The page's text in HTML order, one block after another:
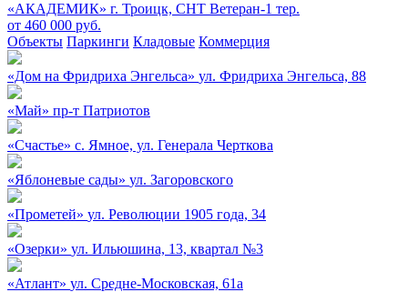
«АКАДЕМИК» г. Троицк, СНТ Ветеран-1 тер.
от 460 000 руб.
Объекты Паркинги Кладовые Коммерция
«Дом на Фридриха Энгельса» ул. Фридриха Энгельса, 88
«Май» пр-т Патриотов
«Счастье» c. Ямное, ул. Генерала Черткова
«Яблоневые сады» ул. Загоровского
«Прометей» ул. Революции 1905 года, 34
«Озерки» ул. Ильюшина, 13, квартал №3
«Атлант» ул. Средне-Московская, 61а